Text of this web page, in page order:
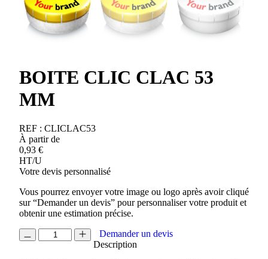
BOITE CLIC CLAC 53
MM
REF : CLICLAC53
À partir de
0,93 €
HT/U
Votre devis personnalisé
Vous pourrez envoyer votre image ou logo après avoir cliqué
sur “Demander un devis” pour personnaliser votre produit et
obtenir une estimation précise.
quantité
de
Demander un devis
Description